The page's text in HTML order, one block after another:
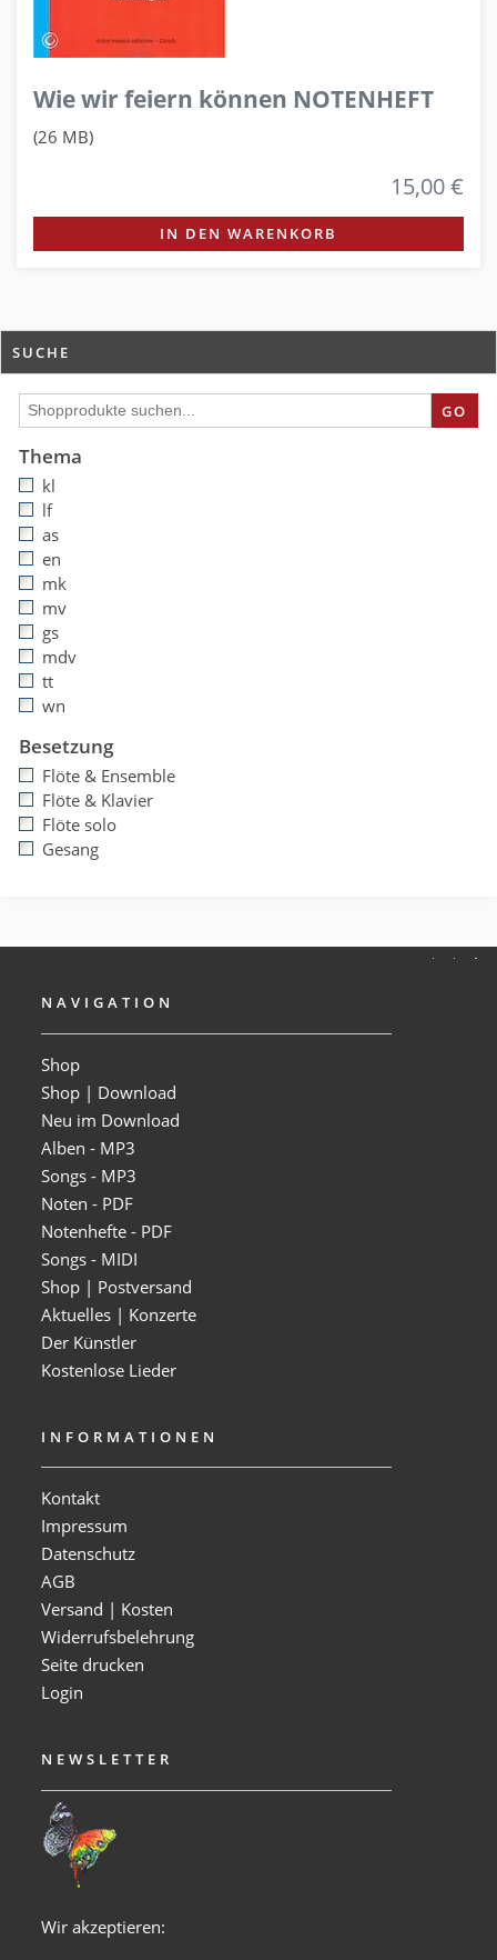
Wie wir feiern können NOTENHEFT
(26 MB)
15,00 €
IN DEN WARENKORB
SUCHE
GO
Thema
kl
lf
as
en
mk
mv
gs
mdv
tt
wn
Besetzung
Flöte & Ensemble
Flöte & Klavier
Flöte solo
Gesang
NAVIGATION
Shop
Shop | Download
Neu im Download
Alben - MP3
Songs - MP3
Noten - PDF
Notenhefte - PDF
Songs - MIDI
Shop | Postversand
Aktuelles | Konzerte
Der Künstler
Kostenlose Lieder
INFORMATIONEN
Kontakt
Impressum
Datenschutz
AGB
Versand | Kosten
Widerrufsbelehrung
Seite drucken
Login
NEWSLETTER
Wir akzeptieren: